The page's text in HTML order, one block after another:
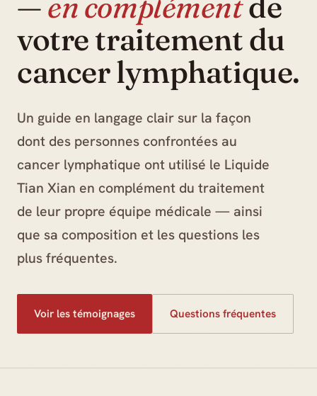
votre traitement du
cancer lymphatique.
Un guide en langage clair sur la façon
dont des personnes confrontées au
cancer lymphatique ont utilisé le Liquide
Tian Xian en complément du traitement
de leur propre équipe médicale — ainsi
que sa composition et les questions les
plus fréquentes.
Voir les témoignages Questions fréquentes